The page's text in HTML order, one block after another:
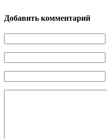
Добавить комментарий